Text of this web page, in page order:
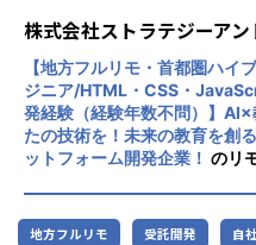
ケールするポテンシャルがまだ
弊社はリユース業界のNo1テ
ital Transformation)に注力し
社内外のデータを本格的に活
に使いこなせる組織を作り上
題解決をしていただける人材
ひとつは、事
な人材。
ひとつは、買取
テクノロジー。
2015年のリユ
全国に拠点を構
へと成長しまし
ここからは循環
株式会社ストラテジーア
【地方フルリモ・首都圏ハイ
ジニア/HTML・CSS・
発経験（経験年数不問）】
たの技術を！未来の教育を創
ットフォーム開発企業！ のリ
地方フルリモ 受託開発 自